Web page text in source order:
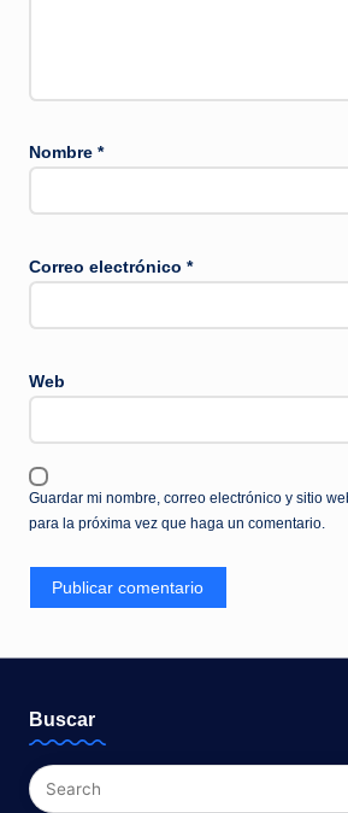
Nombre *
Correo electrónico *
Web
Guardar mi nombre, correo electrónico y sitio
para la próxima vez que haga un comentario.
Buscar